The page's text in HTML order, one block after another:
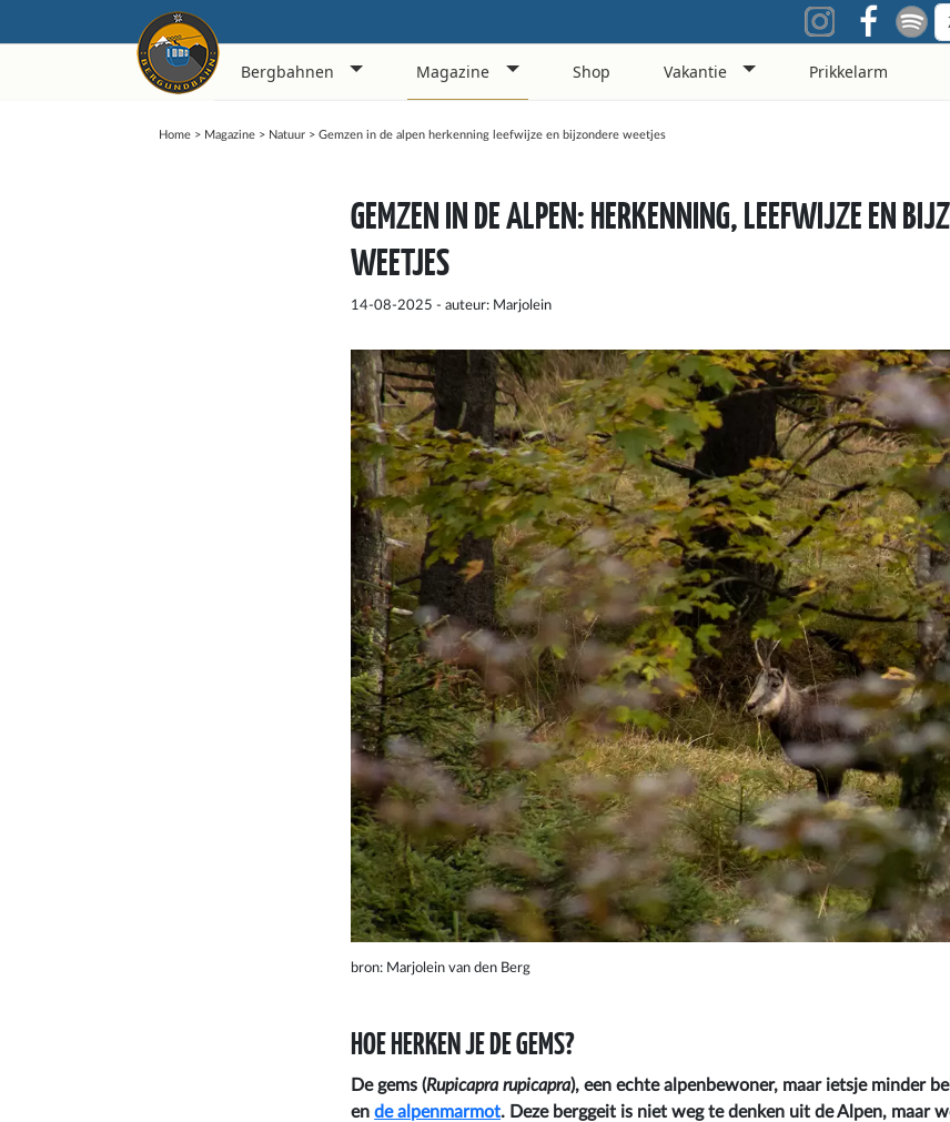
Bergbahnen Magazine Shop Vakantie Prikkelarm
Home> Magazine> Natuur> Gemzen in de alpen herkenning leefwijze en bijzondere weetjes
GEMZEN IN DE ALPEN: HERKENNING, LEEFWIJZE EN
WEETJES
14-08-2025 - auteur: Marjolein
bron: Marjolein van den Berg
HOE HERKEN JE DE GEMS?
De gems (Rupicapra rupicapra), een echte alpenbewoner, maar ietsje minder
ende alpenmarmot. Deze berggeit is niet weg te denken uit de Alpen, maar